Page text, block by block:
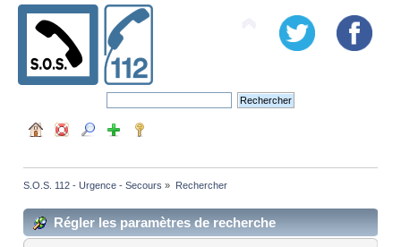
S.O.S. 112 - Urgence - Secours » Rechercher
Régler les paramètres de recherche